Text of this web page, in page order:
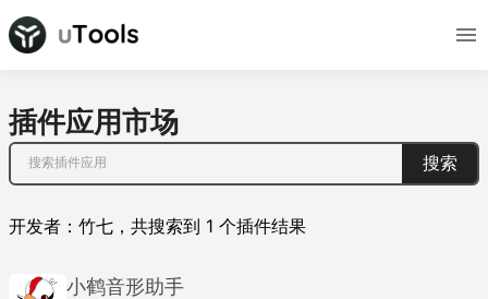
插件应用市场
搜索
开发者： 竹七 ， 共搜索到 1 个插件结果
小鹤音形助手